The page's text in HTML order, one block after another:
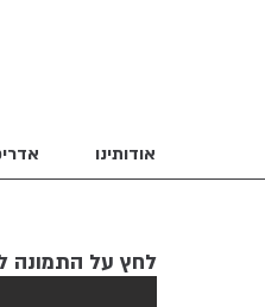
אודותינו
לחץ על התמונה